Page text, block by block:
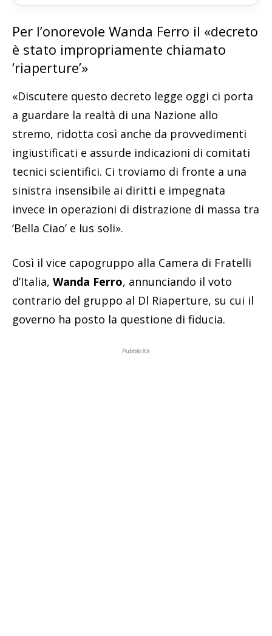
Per l’onorevole Wanda Ferro il «decreto
è stato impropriamente chiamato
‘riaperture’»
«Discutere questo decreto legge oggi ci porta
a guardare la realtà di una Nazione allo
stremo, ridotta così anche da provvedimenti
ingiustificati e assurde indicazioni di comitati
tecnici scientifici. Ci troviamo di fronte a una
sinistra insensibile ai diritti e impegnata
invece in operazioni di distrazione di massa tra
‘Bella Ciao’ e Ius soli».
Così il vice capogruppo alla Camera di Fratelli
d’Italia, Wanda Ferro, annunciando il voto
contrario del gruppo al Dl Riaperture, su cui il
governo ha posto la questione di fiducia.
Pubblicità